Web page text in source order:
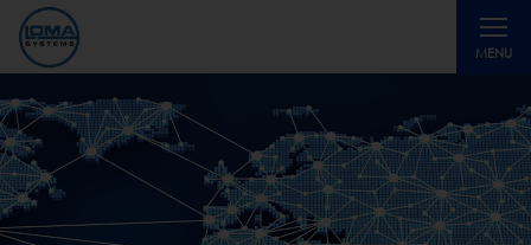
MENU
Toggle